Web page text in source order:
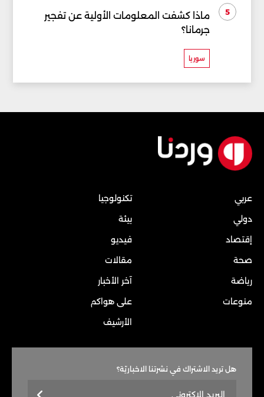
5
ماذا كشفت المعلومات الأولية عن تفجير
جرمانا؟
سوريا
عربي
دولي
إقتصاد
صحة
رياضة
منوعات
تكنولوجيا
بيئة
فيديو
مقالات
آخر الأخبار
على هواكم
الأرشيف
هل تريد الاشتراك في نشرتنا الاخباريّة؟